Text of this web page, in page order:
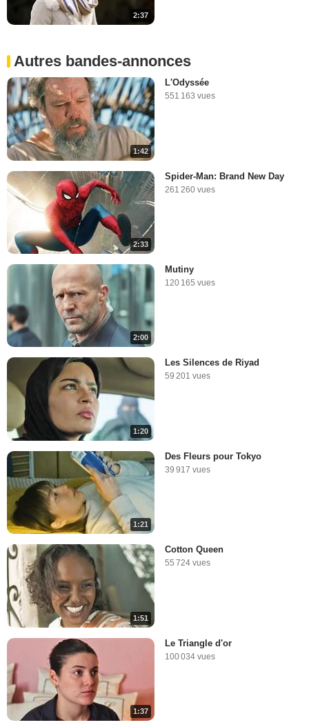
2:37
Autres bandes-annonces
1:42
L'Odyssée
551 163 vues
2:33
Spider-Man: Brand New Day
261 260 vues
2:00
Mutiny
120 165 vues
1:20
Les Silences de Riyad
59 201 vues
1:21
Des Fleurs pour Tokyo
39 917 vues
1:51
Cotton Queen
55 724 vues
1:37
Le Triangle d'or
100 034 vues